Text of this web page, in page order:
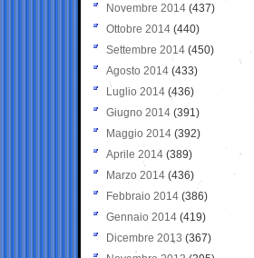
Novembre 2014 (437)
Ottobre 2014 (440)
Settembre 2014 (450)
Agosto 2014 (433)
Luglio 2014 (436)
Giugno 2014 (391)
Maggio 2014 (392)
Aprile 2014 (389)
Marzo 2014 (436)
Febbraio 2014 (386)
Gennaio 2014 (419)
Dicembre 2013 (367)